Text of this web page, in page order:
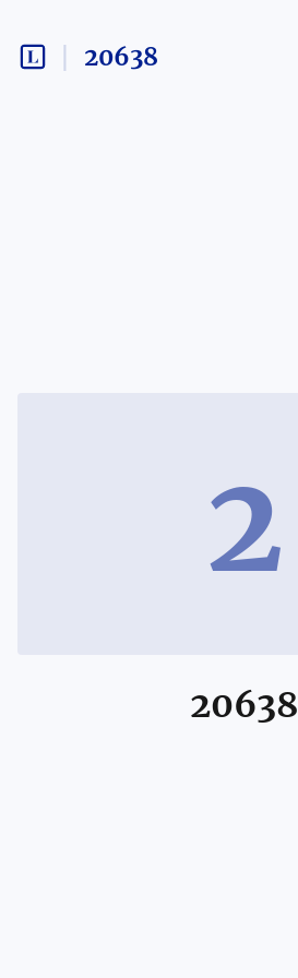
20638
2
20638